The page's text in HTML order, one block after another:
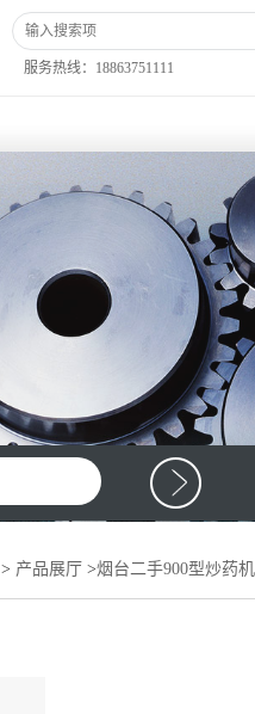
服务热线： 18863751111
> 产品展厅 >烟台二手900型炒药